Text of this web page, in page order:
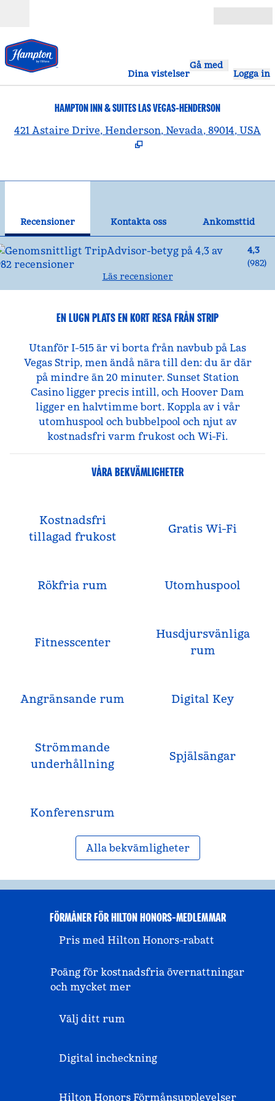
Dina vistelser
Gå med
Logga in
HAMPTON INN & SUITES LAS VEGAS-HENDERSON
421 Astaire Drive, Henderson, Nevada, 89014, USA
Recensioner Kontakta oss
Ankomsttid
4,3
(982)
Läs recensioner
EN LUGN PLATS EN KORT RESA FRÅN STRIP
Utanför I-515 är vi borta från navbub på Las
Vegas Strip, men ändå nära till den: du är där
på mindre än 20 minuter. Sunset Station
Casino ligger precis intill, och Hoover Dam
ligger en halvtimme bort. Koppla av i vår
utomhuspool och bubbelpool och njut av
kostnadsfri varm frukost och Wi-Fi.
VÅRA BEKVÄMLIGHETER
Kostnadsfri
tillagad frukost
Gratis Wi-Fi
Rökfria rum Utomhuspool
Fitnesscenter
Husdjursvänliga
rum
Angränsande rum Digital Key
Strömmande
underhållning
Spjälsängar
Konferensrum
Alla bekvämligheter
FÖRMÅNER FÖR HILTON HONORS-MEDLEMMAR
Pris med Hilton Honors-rabatt
Poäng för kostnadsfria övernattningar
och mycket mer
Välj ditt rum
Digital incheckning
Hilton Honors Förmånsupplevelser